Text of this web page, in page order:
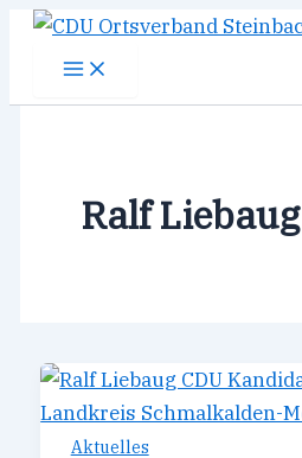
Zum
Inhalt
Ralf Liebaug
Aktuelles